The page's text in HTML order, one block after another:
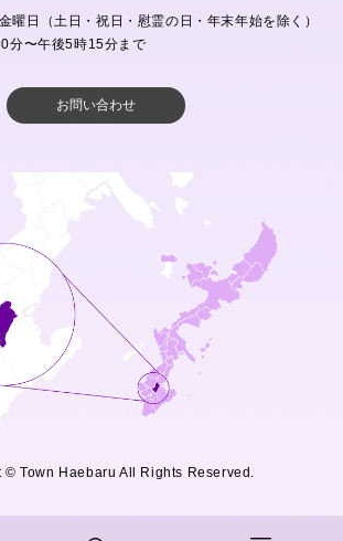
曜日（土日・祝日・慰霊の日・年末年始を除く）
分〜午後5時15分まで
お問い合わせ
© Town Haebaru All Rights Reserved.